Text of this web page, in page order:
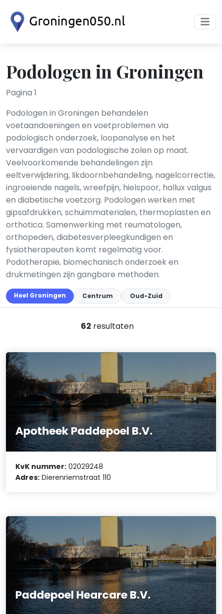
Podologen in Groningen
Pagina 1
Podologen in Groningen behandelen
voetaandoeningen en voetproblemen via
podologisch onderzoek, loopanalyse en het
vervaardigen van podologische zolen op maat.
Veelvoorkomende behandelingen zijn
eeltverwijdering, likdoornbehandeling, nagelcorrectie,
ingroeiende nagels, wreefpijn, hielspoor, hallux valgus
en diabetische voetzorg. Podologen werken met
gipsafdrukken, schuimmaterialen, thermoplasten en
orthotica. Samenwerking met reumatologen,
orthopeden, diabetesverpleegkundigen en
fysiotherapeuten komt regelmatig voor.
Podotherapie, biomechanisch onderzoek en
drukmetingen zijn gangbare methoden.
Heel Groningen Centrum Oud-Zuid
62 resultaten
Apotheek Paddepoel B.V.
KvK nummer: 02029248
Adres: Dierenriemstraat 110
Paddepoel Hearcare B.V.